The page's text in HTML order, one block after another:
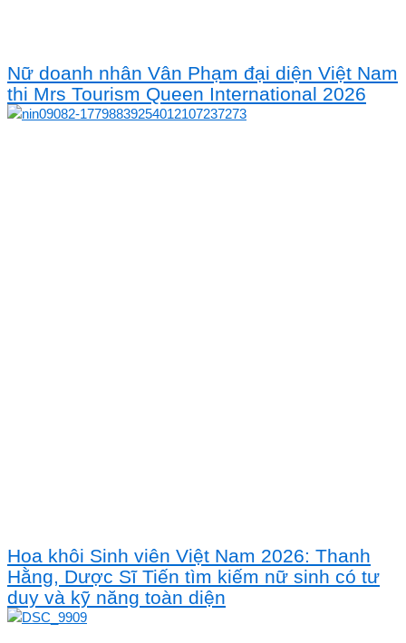
Nữ doanh nhân Vân Phạm đại diện Việt Nam
thi Mrs Tourism Queen International 2026
Hoa khôi Sinh viên Việt Nam 2026: Thanh
Hằng, Dược Sĩ Tiến tìm kiếm nữ sinh có tư
duy và kỹ năng toàn diện